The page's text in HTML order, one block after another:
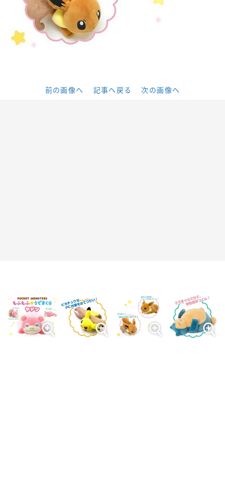
前の画像へ 記事へ戻る 次の画像へ